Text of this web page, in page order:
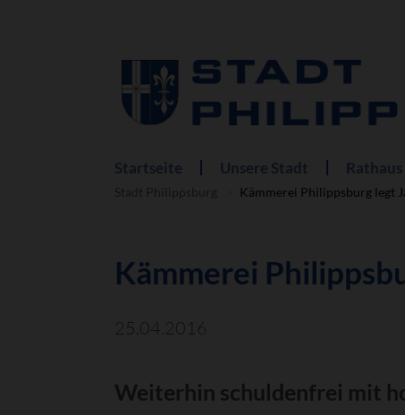
Navigation
überspringen
Startseite Unsere Stadt
Kämmerei Philippsburg legt
Kämmerei
25.04.2016
Weiterhin schuldenfrei mit